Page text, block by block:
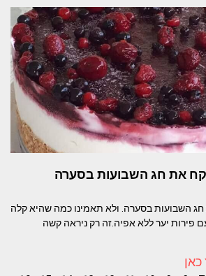
את חג השבועות בסערה
השבועות בסערה. ולא תאמינו כמה שהיא קלה
פירות יער ללא אפיה.זה רק ניראה קשה